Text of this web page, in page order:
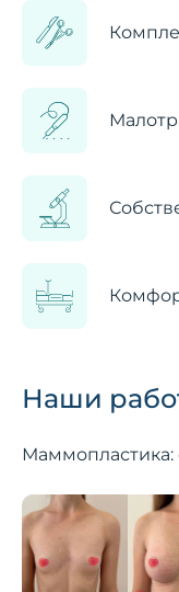
Наши
Маммопластика: